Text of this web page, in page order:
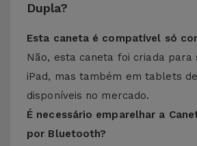
Dupla?
Esta caneta é compatível só
Não, esta caneta foi criada para
iPad, mas também em tablets
disponíveis no mercado.
É necessário emparelhar a
por Bluetooth?